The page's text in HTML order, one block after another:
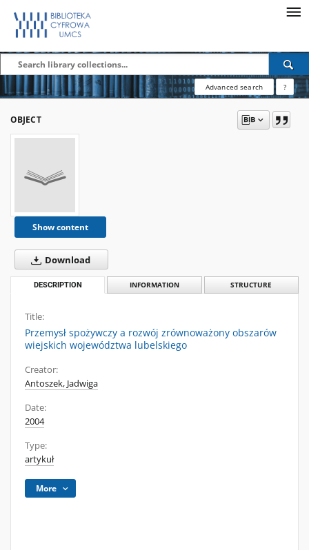
Advanced search ?
OBJECT
Show content
Download
DESCRIPTION INFORMATION STRUCTURE
Title:
Przemysł spożywczy a rozwój zrównoważony obszarów
wiejskich województwa lubelskiego
Creator:
Antoszek, Jadwiga
Date:
2004
Type:
artykuł
More